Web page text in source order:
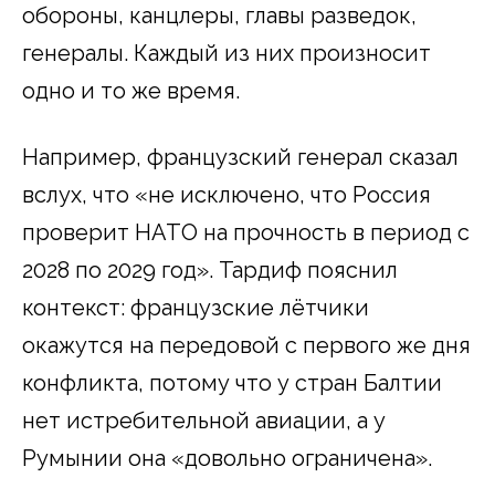
обороны, канцлеры, главы разведок,
генералы. Каждый из них произносит
одно и то же время.
Например, французский генерал сказал
вслух, что «не исключено, что Россия
проверит НАТО на прочность в период с
2028 по 2029 год». Тардиф пояснил
контекст: французские лётчики
окажутся на передовой с первого же дня
конфликта, потому что у стран Балтии
нет истребительной авиации, а у
Румынии она «довольно ограничена».